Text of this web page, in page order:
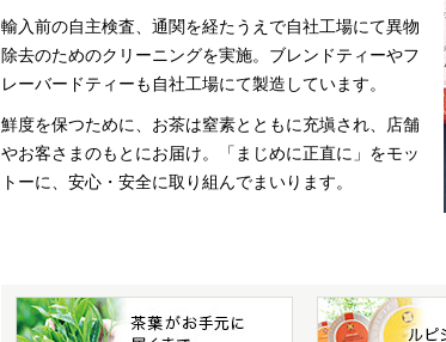
輸入前の自主検査、通関を経たうえで自社工場にて異物
除去のためのクリーニングを実施。ブレンドティーやフ
レーバードティーも自社工場にて製造しています。
鮮度を保つために、お茶は窒素とともに充塡され、店舗
やお客さまのもとにお届け。「まじめに正直に」をモッ
トーに、安心・安全に取り組んでまいります。